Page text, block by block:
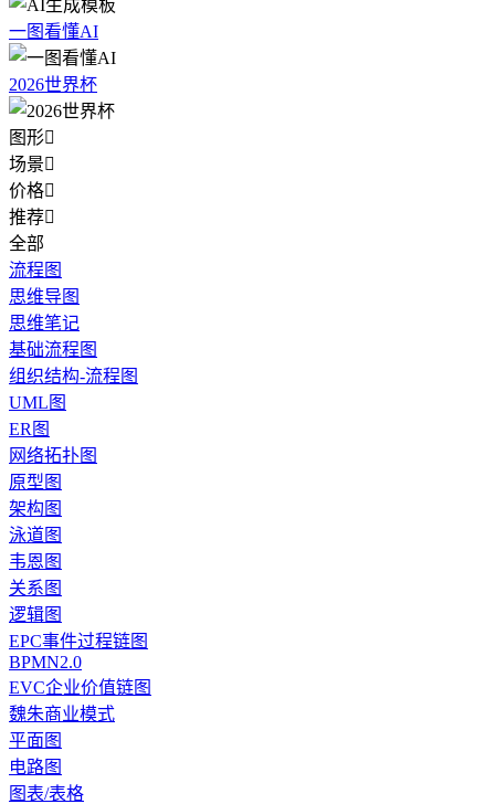
一图看懂AI
2026世界杯
图形
场景
价格
推荐
全部
流程图
思维导图
思维笔记
基础流程图
组织结构-流程图
UML图
ER图
网络拓扑图
原型图
架构图
泳道图
韦恩图
关系图
逻辑图
EPC事件过程链图
BPMN2.0
EVC企业价值链图
魏朱商业模式
平面图
电路图
图表/表格